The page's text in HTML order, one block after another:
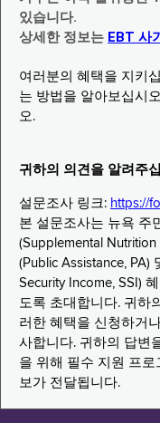
있습니다.
상세한 정보는 EBT 사
여러분의 혜택을 지키
는 방법을 알아보십시
오.
귀하의 의견을 알려주
설문조사 링크: https://
본 설문조사는 뉴욕 주
(Supplemental
(Public Assistance, PA)
Security Income, SSI)
도록 초대합니다. 귀하
러한 혜택을 신청하거
사합니다. 귀하의 답변
을 위해 필수 지원 프
보가 전달됩니다.